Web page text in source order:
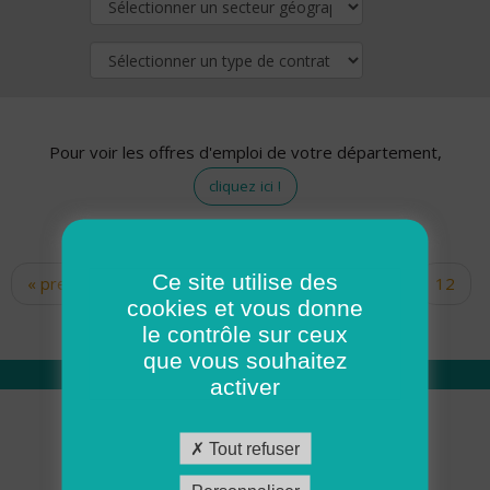
Pour voir les offres d'emploi de votre département,
cliquez ici !
Pages
« premier ‹ précédent … 10
12
14 15 16 17
Qui sommes nous
Académie ADMR
Ce site utilise des
cookies et vous donne
le contrôle sur ceux
que vous souhaitez
activer
Tout refuser